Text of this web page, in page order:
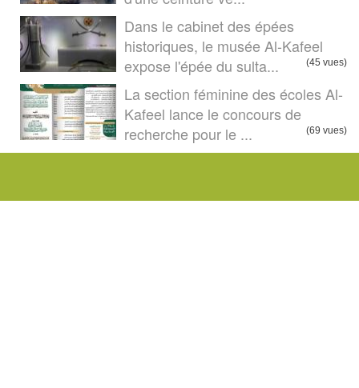
Dans le cabinet des épées
historiques, le musée Al-Kafeel
expose l'épée du sulta...
(45 vues)
La section féminine des écoles Al-
Kafeel lance le concours de
recherche pour le ...
(69 vues)